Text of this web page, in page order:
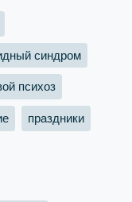
синдром
психоз
праздники